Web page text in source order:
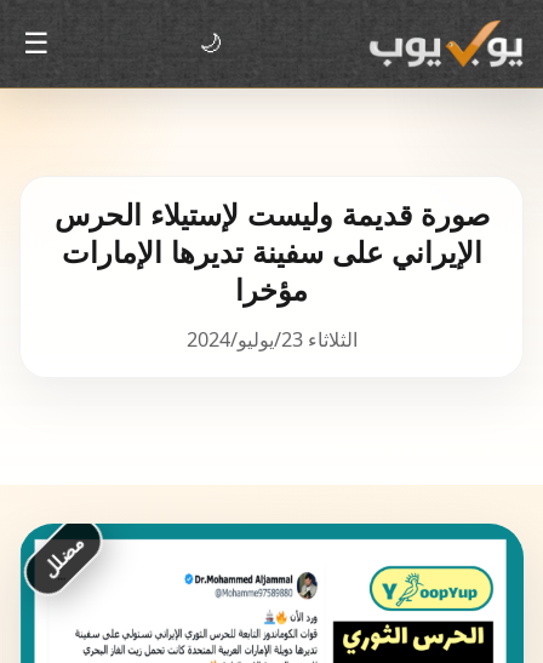
🌙
☰
صورة قديمة وليست لإستيلاء الحرس
الإيراني على سفينة تديرها الإمارات
مؤخرا
الثلاثاء 23/يوليو/2024
مضلل